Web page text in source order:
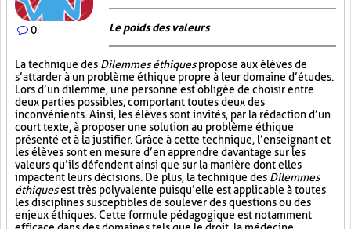
0 Le poids des valeurs
La technique des Dilemmes éthiquespropose aux élèves de
s’attarder à un problème éthique propre à leur domaine d’études.
Lors d’un dilemme, une personne est obligée de choisir entre
deux parties possibles, comportant toutes deux des
inconvénients. Ainsi, les élèves sont invités, par la rédaction d’un
court texte, à proposer une solution au problème éthique
présenté et à la justifier. Grâce à cette technique, l’enseignant et
les élèves sont en mesure d’en apprendre davantage sur les
valeurs qu’ils défendent ainsi que sur la manière dont elles
impactent leurs décisions. De plus, la technique des Dilemmes
éthiquesest très polyvalente puisqu’elle est applicable à toutes
les disciplines susceptibles de soulever des questions ou des
enjeux éthiques. Cette formule pédagogique est notamment